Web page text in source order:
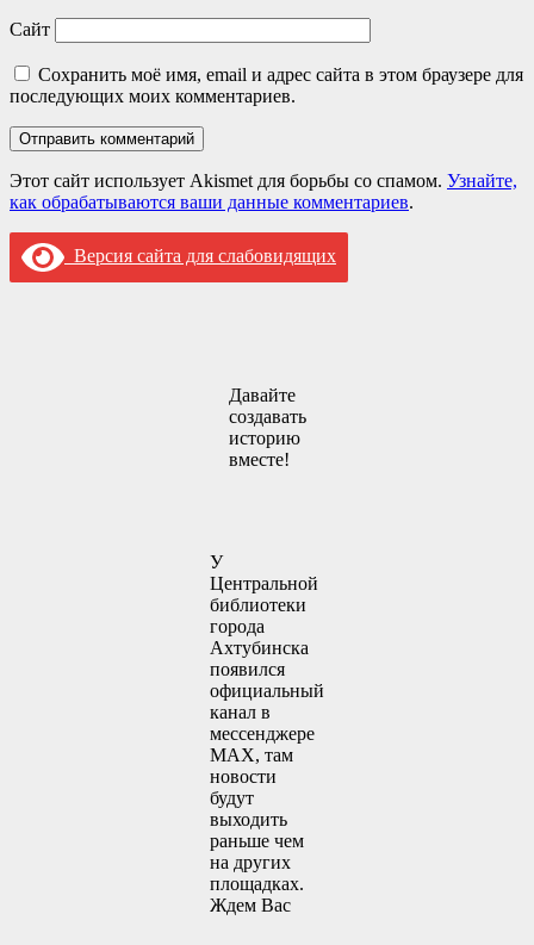
Сайт
Сохранить моё имя, email и адрес сайта в этом браузере для
последующих моих комментариев.
Этот сайт использует Akismet для борьбы со спамом. Узнайте,
как обрабатываются ваши данные комментариев.
Версия сайта для слабовидящих
Давайте
создавать
историю
вместе!
У
Центральной
библиотеки
города
Ахтубинска
появился
официальный
канал в
мессенджере
MAX, там
новости
будут
выходить
раньше чем
на других
площадках.
Ждем Вас